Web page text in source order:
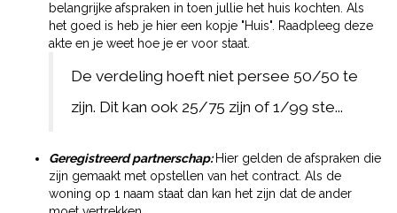
belangrijke afspraken in toen jullie het huis kochten. Als
het goed is heb je hier een kopje "Huis". Raadpleeg deze
akte en je weet hoe je er voor staat.
De verdeling hoeft niet persee 50/50 te
zijn. Dit kan ook 25/75 zijn of 1/99 ste...
Geregistreerd partnerschap:Hier gelden de afspraken die
zijn gemaakt met opstellen van het contract. Als de
woning op 1 naam staat dan kan het zijn dat de ander